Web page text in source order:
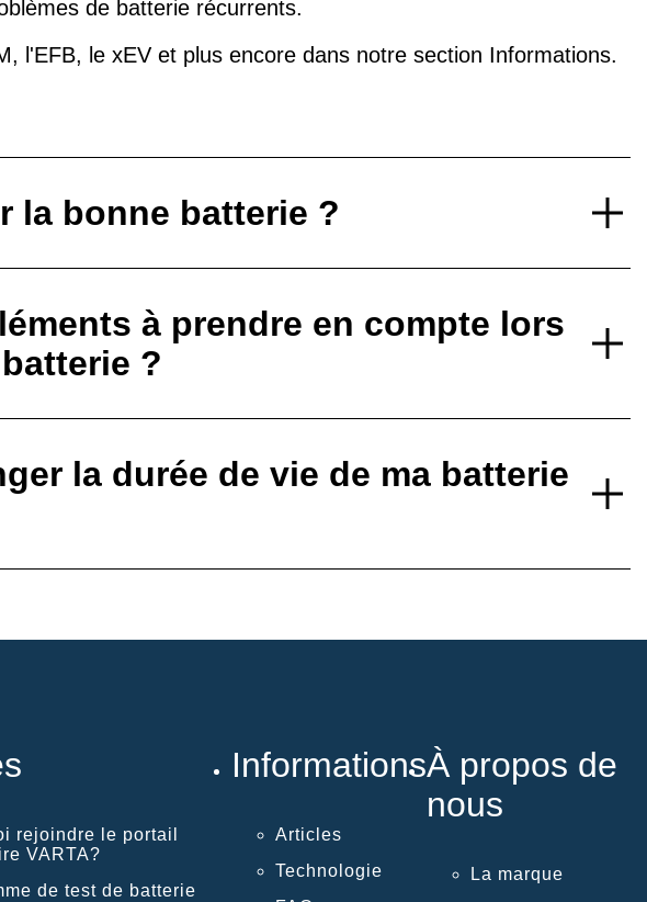
de batterie récurrents.
l'EFB, le xEV et plus encore dans notre section Informations.
la bonne batterie ?
à prendre en compte lors
?
la durée de vie de ma batterie
rejoindre le portail
VARTA?
de test de batterie
Informations
Articles
Technologie
À propos de
nous
La marque